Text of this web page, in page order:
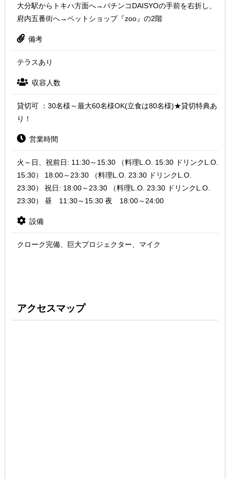
大分駅からトキハ方面へ→パチンコDAISYOの手前を右折し、
府内五番街へ→ペットショップ『zoo』の2階
備考
テラスあり
収容人数
貸切可 ：30名様～最大60名様OK(立食は80名様)★貸切特典あ
り！
営業時間
火～日、祝前日: 11:30～15:30 （料理L.O. 15:30 ドリンクL.O.
15:30） 18:00～23:30 （料理L.O. 23:30 ドリンクL.O.
23:30） 祝日: 18:00～23:30 （料理L.O. 23:30 ドリンクL.O.
23:30） 昼 11:30～15:30 夜 18:00～24:00
設備
クローク完備、巨大プロジェクター、マイク
アクセスマップ